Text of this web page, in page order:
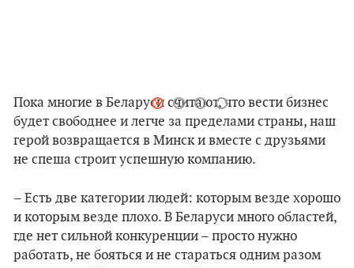
Пока многие в Беларуси считают, что вести бизнес
будет свободнее и легче за пределами страны, наш
герой возвращается в Минск и вместе с друзьями
не спеша строит успешную компанию.
– Есть две категории людей: которым везде хорошо
и которым везде плохо. В Беларуси много областей,
где нет сильной конкуренции – просто нужно
работать, не бояться и не стараться одним разом